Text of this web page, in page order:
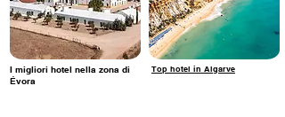
I migliori hotel nella zona di
Évora
Top hotel in Algarve